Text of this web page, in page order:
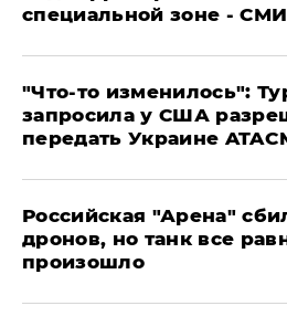
специальной зоне - СМИ
​"Что-то изменилось":
запросила у США
передать Украине
​Российская "Арена"
дронов, но танк все
произошло